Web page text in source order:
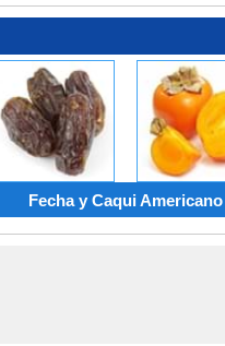
Fecha y Caqui Americano